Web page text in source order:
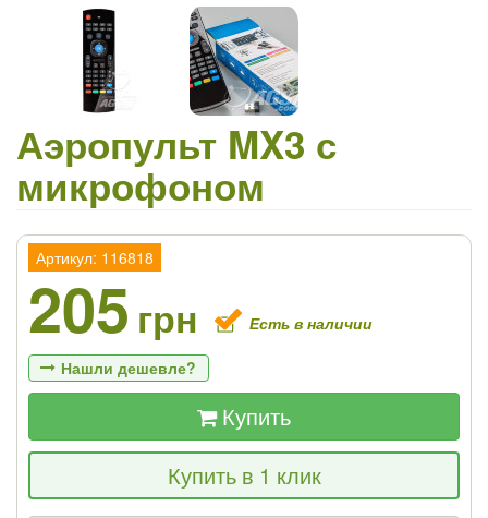
Аэропульт MX3 с
микрофоном
Артикул: 116818
205 грн Есть в наличии
Нашли дешевле?
Если Вы найдете товар дешевле - мы
снизим цену и подарим % от разницы
Купить
Купить в 1 клик